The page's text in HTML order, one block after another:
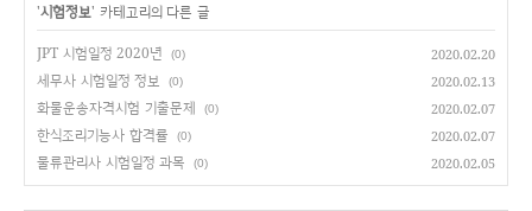
'시험정보' 카테고리의 다른 글
JPT 시험일정 2020년 (0) 2020.02.20
세무사 시험일정 정보 (0) 2020.02.13
화물운송자격시험 기출문제 (0) 2020.02.07
한식조리기능사 합격률 (0) 2020.02.07
물류관리사 시험일정 과목 (0) 2020.02.05